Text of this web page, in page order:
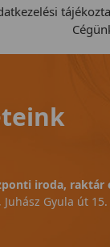
iroda, raktár
Gyula út 15.